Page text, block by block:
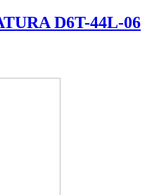
D6T-44L-06